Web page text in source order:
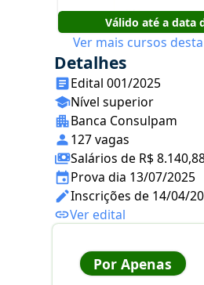
Válido até a data
Ver mais cursos
Detalhes
Edital 001/2025
Nível superior
Banca Consulpam
127 vagas
Salários de R$
Prova dia 13/07/2025
Inscrições de 14/04/
Ver edital
Por Apenas